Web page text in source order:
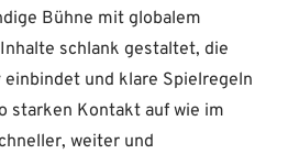
Bühne mit globalem
schlank gestaltet, die
und klare Spielregeln
starken Kontakt auf wie im
weiter und